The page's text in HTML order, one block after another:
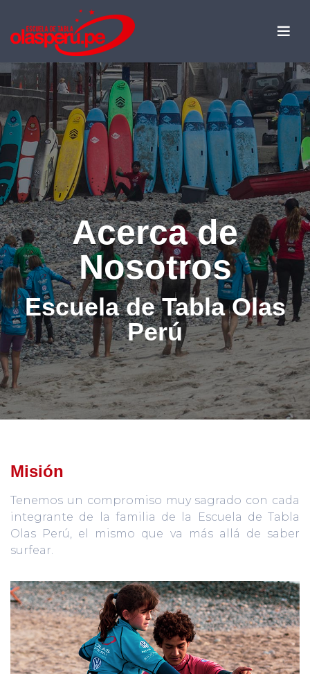
Acerca de
Nosotros
Escuela de Tabla Olas
Perú
Misión
Tenemos un compromiso muy sagrado con cada
integrante de la familia de la Escuela de Tabla
Olas Perú, el mismo que va más allá de saber
surfear.